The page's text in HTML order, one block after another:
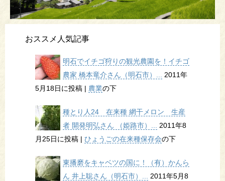
おススメ人気記事
明石でイチゴ狩りの観光農園を！イチゴ
農家 橋本竜介さん（明石市）... 2011年
5月18日に投稿 | 農業の下
種とり人24 在来種 網干メロン 生産
者 開発明弘さん （姫路市）... 2011年8
月25日に投稿 | ひょうごの在来種保存会の下
東播磨をキャベツの国に！（有）かんら
ん 井上聡さん（明石市）... 2011年5月8